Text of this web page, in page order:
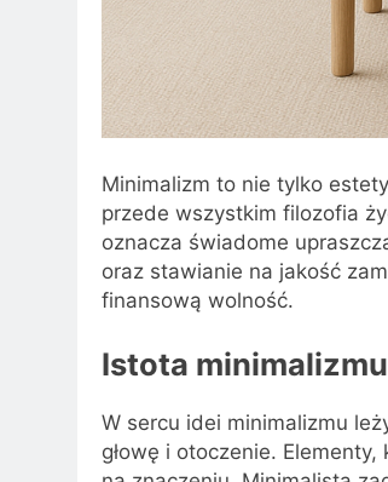
Minimalizm to nie tylko
przede wszystkim filozofia
oznacza świadome
oraz stawianie na jakość
finansową wolność.
Istota
W sercu idei minimalizmu
głowę i otoczenie.